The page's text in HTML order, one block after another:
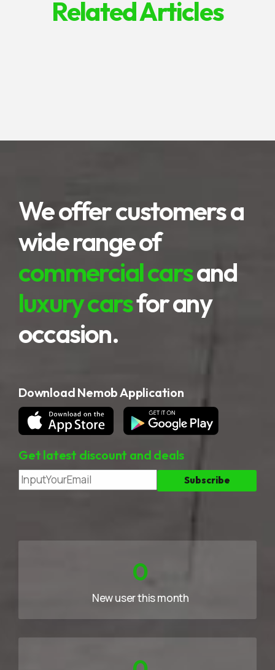
Related Articles
We offer customers a
wide range of
commercial carsand
luxury carsfor any
occasion.
Download Nemob Application
Get latest discount and deals
0
New user this month